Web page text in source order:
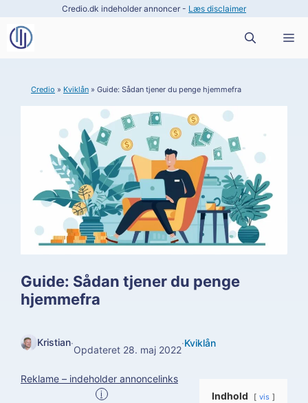
indhold
Credio.dk indeholder annoncer - Læs disclaimer
Credio » Kviklån » Guide: Sådan tjener du penge hjemmefra
Guide: Sådan tjener du penge
hjemmefra
Kristian·
Opdateret 28. maj 2022
·Kviklån
Reklame – indeholder annoncelinks
i Indhold vis